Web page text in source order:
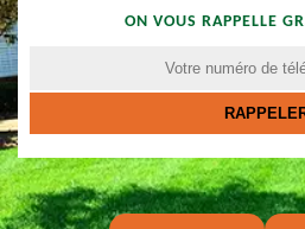
ON VOUS RAPPELLE